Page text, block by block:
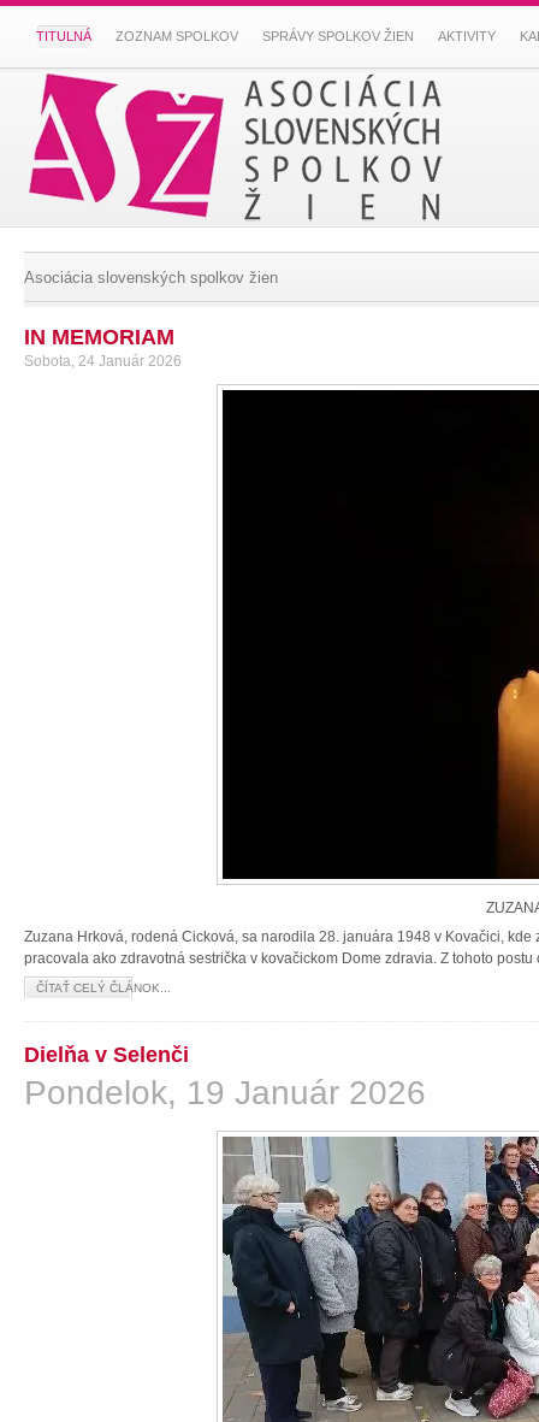
TITULNÁ ZOZNAM SPOLKOV SPRÁVY SPOLKOV ŽIEN AKTIVITY
Asociácia slovenských spolkov žien
IN MEMORIAM
Sobota, 24 Január 2026
Zuzana Hrková, rodená Cicková, sa narodila 28. januára 1948 v Kovačici,
pracovala ako zdravotná sestrička v kovačickom Dome zdravia. Z tohoto
ČÍTAŤ CELÝ ČLÁNOK...
Dielňa v Selenči
Pondelok, 19 Január 2026